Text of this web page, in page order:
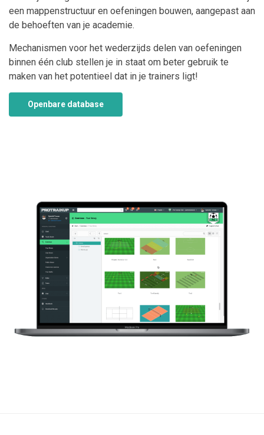
een mappenstructuur en oefeningen bouwen, aangepast aan
de behoeften van je academie.
Mechanismen voor het wederzijds delen van oefeningen
binnen één club stellen je in staat om beter gebruik te
maken van het potentieel dat in je trainers ligt!
Openbare database